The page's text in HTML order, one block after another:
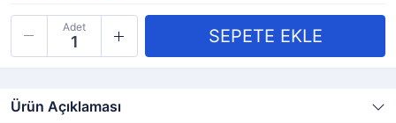
Adet
Ürün Açıklaması